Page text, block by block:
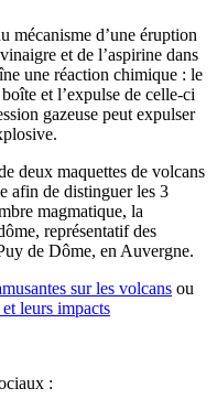
mécanisme d’une éruption
et de l’aspirine dans
une réaction chimique : le
et l’expulse de celle-ci
gazeuse peut expulser
deux maquettes de volcans
afin de distinguer les 3
magmatique, la
représentatif des
de Dôme, en Auvergne.
sur les volcans ou
leurs impacts
: